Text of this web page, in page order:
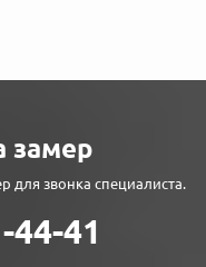
замер
для звонка специалиста.
44-41